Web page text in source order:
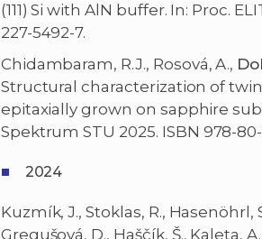
(111) Si with AlN buffer. In: Proc.
227-5492-7.
Chidambaram, R.J., Rosová, A.,
Structural characterization of
epitaxially grown on sapphire
Spektrum STU 2025. ISBN 978-
2024
Kuzmík, J., Stoklas, R., Hasenöhrl,
Gregušová, D., Haščík, Š., Kaleta,